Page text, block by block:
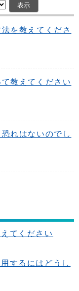
を教えてくださ
教えてください
れはないのでし
てください
するにはどうし